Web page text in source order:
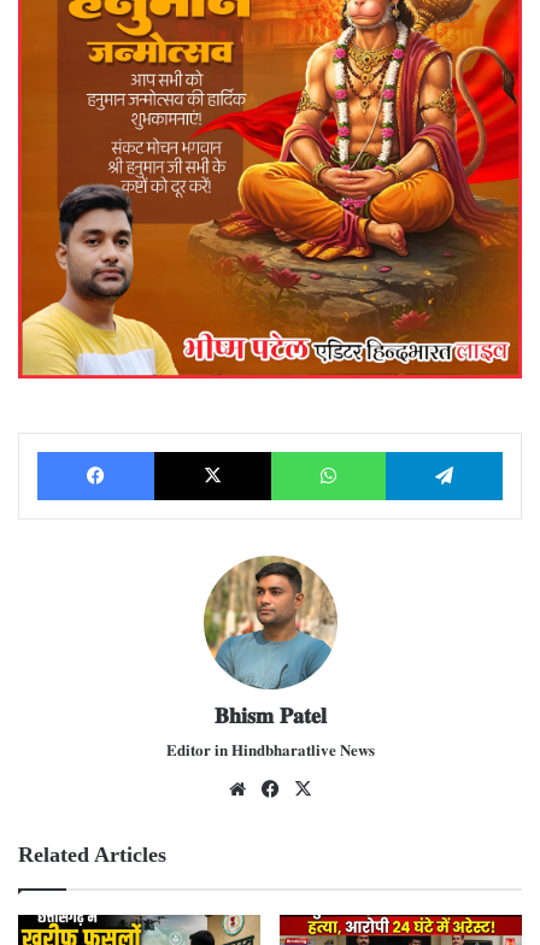
Facebook X WhatsApp
𝐁𝐡𝐢𝐬𝐦 𝐏𝐚𝐭𝐞𝐥
𝐄𝐝𝐢𝐭𝐨𝐫 𝐢𝐧 𝐇𝐢𝐧𝐝𝐛𝐡𝐚𝐫𝐚𝐭𝐥𝐢𝐯𝐞 𝐍𝐞𝐰𝐬
We
Fac
Related Articles